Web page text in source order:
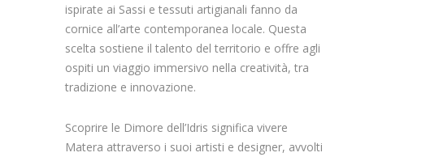
ispirate ai Sassi e tessuti artigianali fanno da
cornice all’arte contemporanea locale. Questa
scelta sostiene il talento del territorio e offre agli
ospiti un viaggio immersivo nella creatività, tra
tradizione e innovazione.
Scoprire le Dimore dell’Idris significa vivere
Matera attraverso i suoi artisti e designer, avvolti